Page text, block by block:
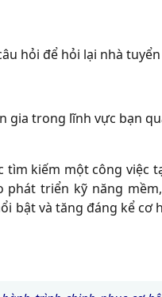
hỏi để hỏi lại nhà
gia trong lĩnh vực bạn
tìm kiếm một công việc
triển kỹ năng
bật và tăng đáng kể cơ